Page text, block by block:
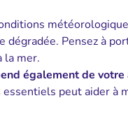
Pensez à
la mer.
également de
peut aider à